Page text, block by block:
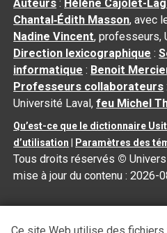
Auteurs : Hélène Cajolet-
Chantal‑Édith Masson, avec
Nadine Vincent, professeurs,
Direction lexicographique :
informatique : Benoit
Professeurs collaborateurs
Université Laval,feu Michel
Qu’est-ce que le dictionnaire
d’utilisation | Paramètres des
Tous droits réservés ©
mise à jour du contenu :2026-